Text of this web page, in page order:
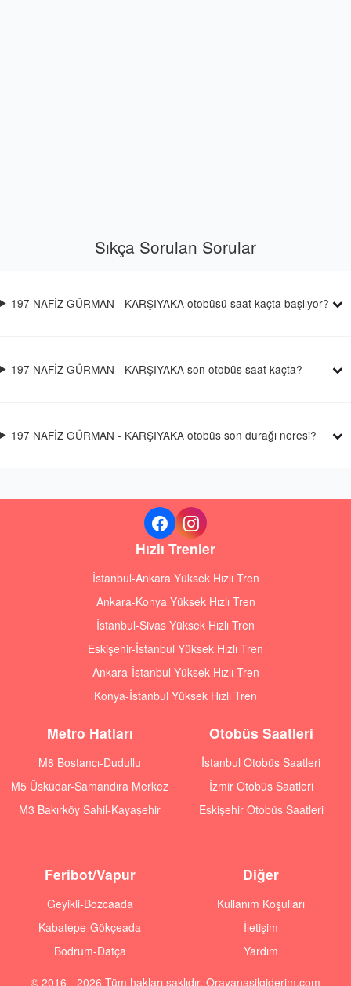
Sıkça Sorulan Sorular
197 NAFİZ GÜRMAN - KARŞIYAKA otobüsü saat kaçta başlıyor?
197 NAFİZ GÜRMAN - KARŞIYAKA son otobüs saat kaçta?
197 NAFİZ GÜRMAN - KARŞIYAKA otobüs son durağı neresi?
Hızlı Trenler
İstanbul-Ankara Yüksek Hızlı Tren
Ankara-Konya Yüksek Hızlı Tren
İstanbul-Sivas Yüksek Hızlı Tren
Eskişehir-İstanbul Yüksek Hızlı Tren
Ankara-İstanbul Yüksek Hızlı Tren
Konya-İstanbul Yüksek Hızlı Tren
Metro Hatları
M8 Bostancı-Dudullu
M5 Üsküdar-Samandıra Merkez
M3 Bakırköy Sahil-Kayaşehir
Otobüs Saatleri
İstanbul Otobüs Saatleri
İzmir Otobüs Saatleri
Eskişehir Otobüs Saatleri
Feribot/Vapur
Geyikli-Bozcaada
Kabatepe-Gökçeada
Bodrum-Datça
Diğer
Kullanım Koşulları
İletişim
Yardım
© 2016 - 2026 Tüm hakları saklıdır. Orayanasilgiderim.com